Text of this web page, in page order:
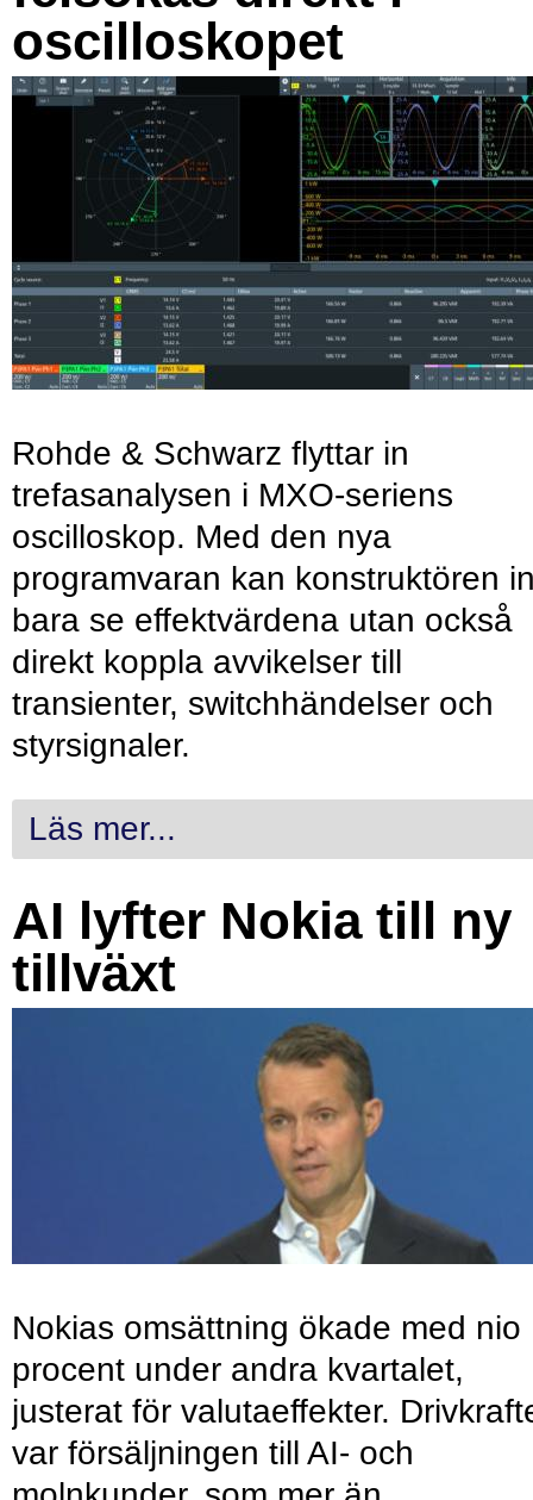
oscilloskopet
Rohde & Schwarz flyttar in
trefasanalysen i MXO-seriens
oscilloskop. Med den nya
programvaran kan konstruktören
bara se effektvärdena utan också
direkt koppla avvikelser till
transienter, switchhändelser och
styrsignaler.
Läs mer...
AI lyfter Nokia till ny
tillväxt
Nokias omsättning ökade med nio
procent under andra kvartalet,
justerat för valutaeffekter.
var försäljningen till AI- och